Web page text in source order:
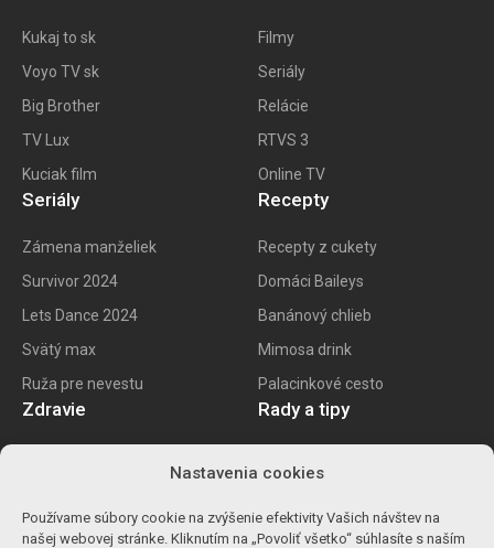
Nastavenia cookies
Používame súbory cookie na zvýšenie efektivity Vašich návštev na
našej webovej stránke. Kliknutím na „Povoliť všetko“ súhlasíte s naším
Kukaj to sk
Voyo TV sk
Big Brother
TV Lux
Kuciak film
Filmy
Seriály
Relácie
RTVS 3
Online TV
Seriály
Zámena manželiek
Survivor 2024
Lets Dance 2024
Svätý max
Ruža pre nevestu
Recepty
Recepty z cukety
Domáci Baileys
Banánový chlieb
Mimosa drink
Palacinkové cesto
Zdravie
Ako znížiť cholesterol
Rady a tipy
Ako na životopis